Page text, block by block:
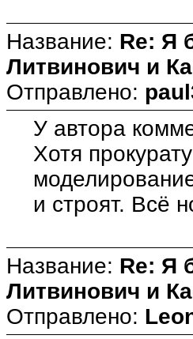
Название: Re: Я
Литвинович и
Отправлено:
У автора
Хотя
и строят. Всё
Название: Re: Я
Литвинович и
Отправлено: